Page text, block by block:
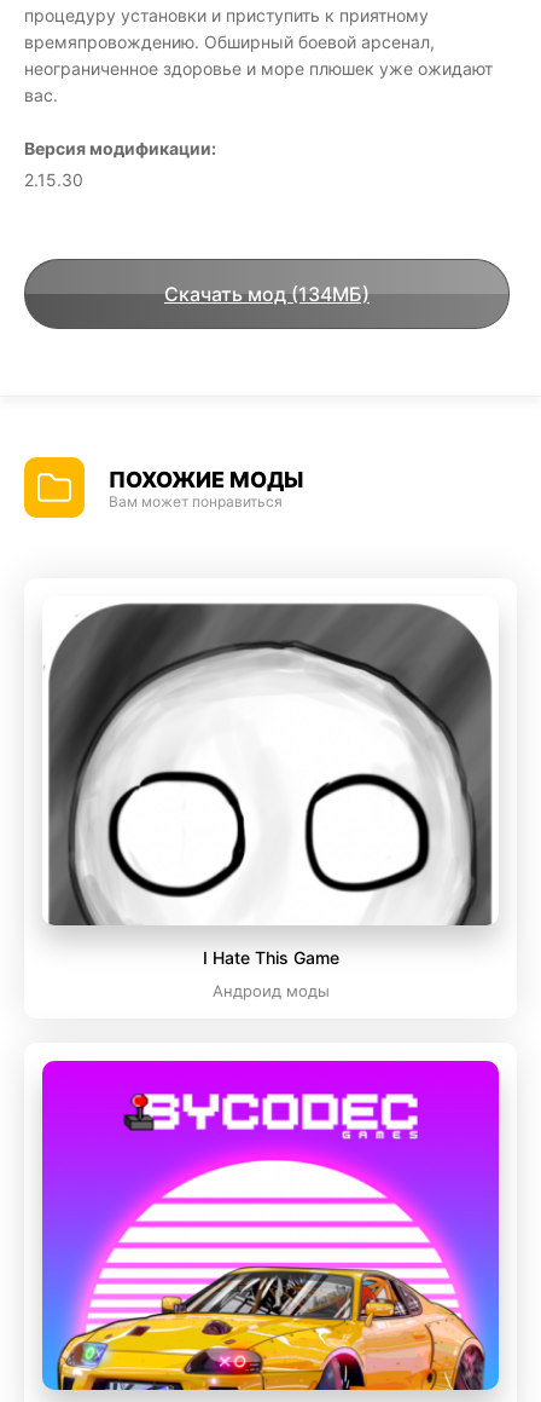
процедуру установки и приступить к приятному
времяпровождению. Обширный боевой арсенал,
неограниченное здоровье и море плюшек уже ожидают
вас.
Версия модификации:
2.15.30
Скачать мод (134МБ)
ПОХОЖИЕ МОДЫ
Вам может понравиться
I Hate This Game
Андроид моды